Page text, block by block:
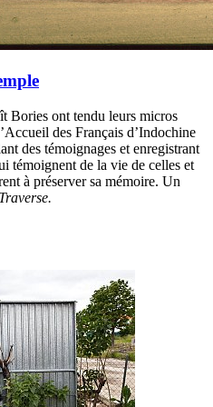
Bories ont tendu leurs micros
des Français d’Indochine
des témoignages et enregistrant
témoignent de la vie de celles et
à préserver sa mémoire. Un